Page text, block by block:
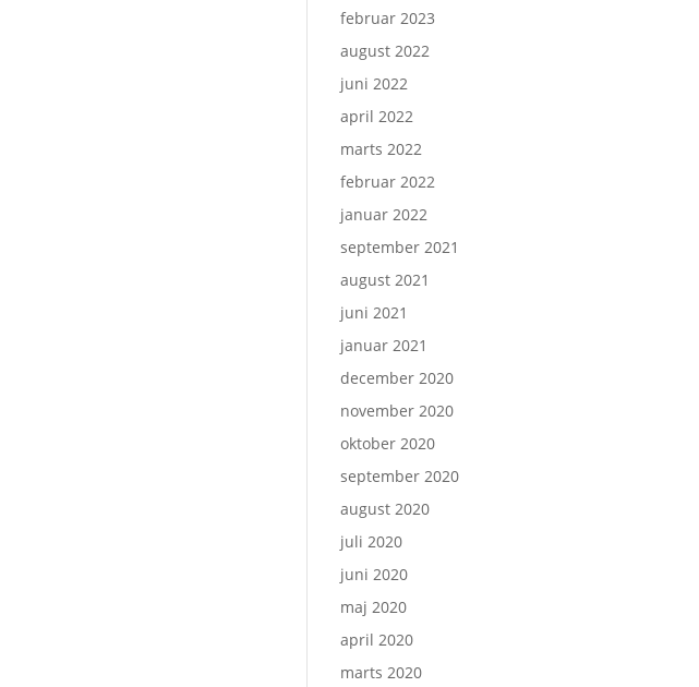
februar 2023
august 2022
juni 2022
april 2022
marts 2022
februar 2022
januar 2022
september 2021
august 2021
juni 2021
januar 2021
december 2020
november 2020
oktober 2020
september 2020
august 2020
juli 2020
juni 2020
maj 2020
april 2020
marts 2020